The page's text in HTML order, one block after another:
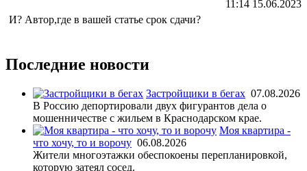
11:14 15.06.2023
И? Автор,где в вашей статье срок сдачи?
Последние новости
Застройщики в бегах 07.08.2026
В Россию депортировали двух фигурантов дела о
мошенничестве с жильем в Краснодарском крае.
Моя квартира -
что хочу, то и ворочу 06.08.2026
Жители многоэтажки обеспокоены перепланировкой,
которую затеял сосед.